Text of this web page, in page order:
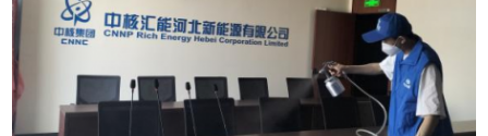
完成2022年12月8日完成人才公寓治理工作，
2023年1月9日完成康养中心治理...